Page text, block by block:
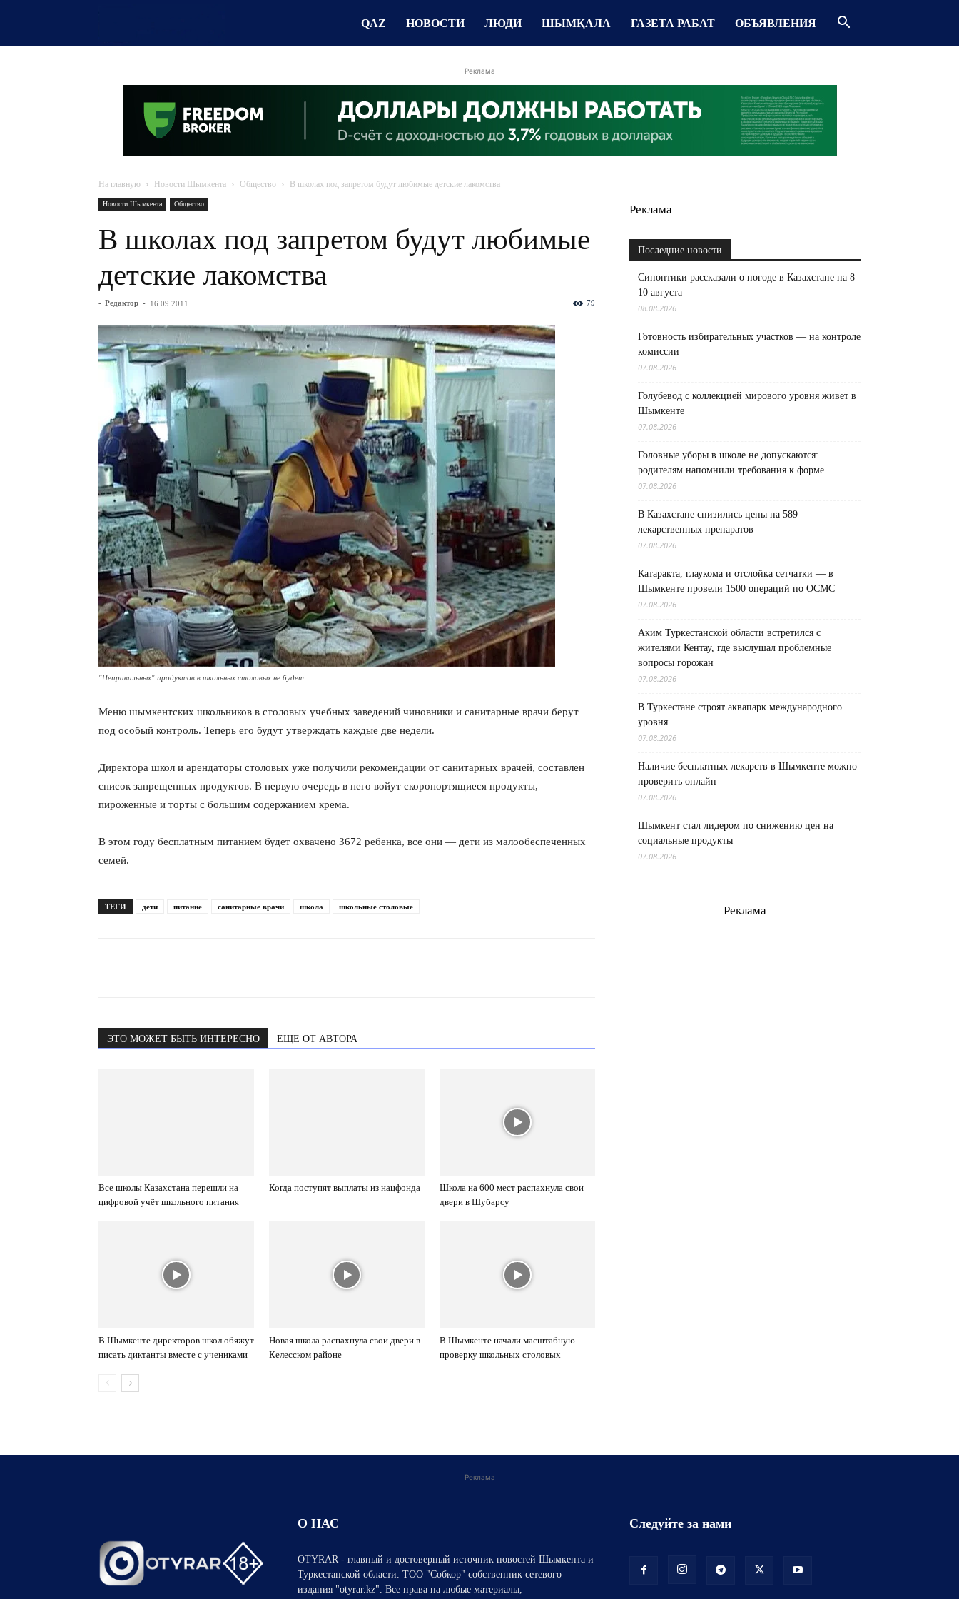
QAZ НОВОСТИ ЛЮДИ ШЫМҚАЛА ГАЗЕТА РАБАТ ОБЪЯВЛЕНИЯ
Реклама
На главную Новости Шымкента Общество В школах под запретом будут любимые детские лакомства
Новости Шымкента Общество
В школах под запретом будут любимые
детские лакомства
- Редактор - 16.09.2011 79
"Неправильных" продуктов в школьных столовых не будет
Меню шымкентских школьников в столовых учебных заведений чиновники и санитарные врачи берут
под особый контроль. Теперь его будут утверждать каждые две недели.
Директора школ и арендаторы столовых уже получили рекомендации от санитарных врачей, составлен
список запрещенных продуктов. В первую очередь в него войут скоропортящиеся продукты,
пироженные и торты с большим содержанием крема.
В этом году бесплатным питанием будет охвачено 3672 ребенка, все они — дети из малообеспеченных
семей.
ТЕГИ дети питание санитарные врачи школа школьные столовые
ЭТО МОЖЕТ БЫТЬ ИНТЕРЕСНО ЕЩЕ ОТ АВТОРА
Все школы Казахстана перешли на
цифровой учёт школьного питания
Когда поступят выплаты из нацфонда
Школа на 600 мест распахнула свои
двери в Шубарсу
В Шымкенте директоров школ обяжут
писать диктанты вместе с учениками
Новая школа распахнула свои двери в
Келесском районе
В Шымкенте начали масштабную
проверку школьных столовых
Реклама
Последние новости
Синоптики рассказали о погоде в Казахстане на 8–
10 августа
08.08.2026
Готовность избирательных участков — на контроле
комиссии
07.08.2026
Голубевод с коллекцией мирового уровня живет в
Шымкенте
07.08.2026
Головные уборы в школе не допускаются:
родителям напомнили требования к форме
07.08.2026
В Казахстане снизились цены на 589
лекарственных препаратов
07.08.2026
Катаракта, глаукома и отслойка сетчатки — в
Шымкенте провели 1500 операций по ОСМС
07.08.2026
Аким Туркестанской области встретился с
жителями Кентау, где выслушал проблемные
вопросы горожан
07.08.2026
В Туркестане строят аквапарк международного
уровня
07.08.2026
Наличие бесплатных лекарств в Шымкенте можно
проверить онлайн
07.08.2026
Шымкент стал лидером по снижению цен на
социальные продукты
07.08.2026
Реклама
Реклама
О НАС
OTYRAR - главный и достоверный источник новостей Шымкента и
Туркестанской области. ТОО "Собкор" собственник сетевого
издания "otyrar.kz". Все права на любые материалы,
Следуйте за нами